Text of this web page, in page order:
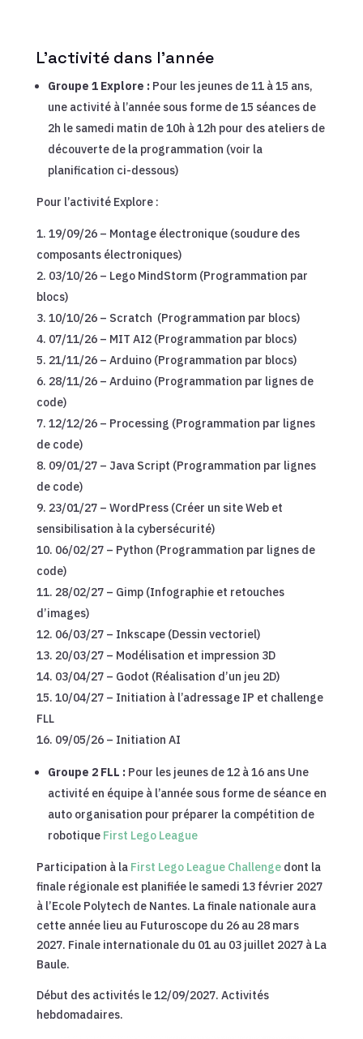
L’activité dans l’année
Groupe 1 Explore :Pour les jeunes de 11 à 15 ans,
une activité à l’année sous forme de 15 séances de
2h le samedi matin de 10h à 12h pour des ateliers de
découverte de la programmation (voir la
planification ci-dessous)
Pour l’activité Explore :
19/09/26 – Montage électronique (soudure des
composants électroniques)
03/10/26 – Lego MindStorm (Programmation par
blocs)
10/10/26 – Scratch (Programmation par blocs)
07/11/26 – MIT AI2 (Programmation par blocs)
21/11/26 – Arduino (Programmation par blocs)
28/11/26 – Arduino (Programmation par lignes de
code)
12/12/26 – Processing (Programmation par lignes
de code)
09/01/27 – Java Script (Programmation par lignes
de code)
23/01/27 – WordPress (Créer un site Web et
sensibilisation à la cybersécurité)
06/02/27 – Python (Programmation par lignes de
code)
28/02/27 – Gimp (Infographie et retouches
d’images)
06/03/27 – Inkscape (Dessin vectoriel)
20/03/27 – Modélisation et impression 3D
03/04/27 – Godot (Réalisation d’un jeu 2D)
10/04/27 – Initiation à l’adressage IP et challenge
FLL
09/05/26 – Initiation AI
Groupe 2 FLL : Pour les jeunes de 12 à 16 ans Une
activité en équipe à l’année sous forme de séance en
auto organisation pour préparer la compétition de
robotique First Lego League
Participation à la First Lego League Challengedont la
finale régionale est planifiée le samedi 13 février 2027
à l’Ecole Polytech de Nantes. La finale nationale aura
cette année lieu au Futuroscope du 26 au 28 mars
2027. Finale internationale du 01 au 03 juillet 2027 à La
Baule.
Début des activités le 12/09/2027. Activités
hebdomadaires.